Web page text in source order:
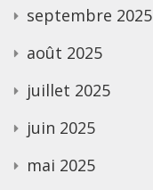
septembre 2025
août 2025
juillet 2025
juin 2025
mai 2025